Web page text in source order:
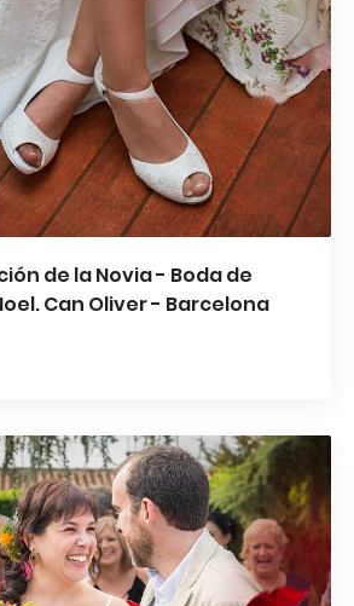
de la Novia - Boda de
Can Oliver - Barcelona